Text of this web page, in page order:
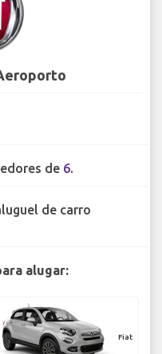
de 6.
de carro
alugar:
Fiat